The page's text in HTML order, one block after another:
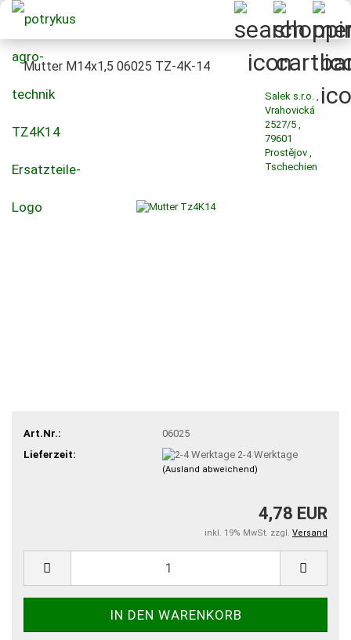
Mutter M14x1,5 06025 TZ-4K-14
Salek s.r.o. ,
Vrahovická
2527/5 ,
79601
Prostějov ,
Tschechien
Art.Nr.:
06025
Lieferzeit:
2-4 Werktage
(Ausland abweichend)
4,78 EUR
inkl. 19% MwSt. zzgl. Versand